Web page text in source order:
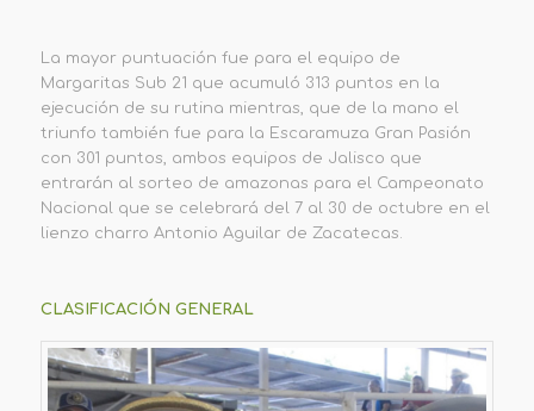
La mayor puntuación fue para el equipo de
Margaritas Sub 21 que acumuló 313 puntos en la
ejecución de su rutina mientras, que de la mano el
triunfo también fue para la Escaramuza Gran Pasión
con 301 puntos, ambos equipos de Jalisco que
entrarán al sorteo de amazonas para el Campeonato
Nacional que se celebrará del 7 al 30 de octubre en el
lienzo charro Antonio Aguilar de Zacatecas.
CLASIFICACIÓN GENERAL